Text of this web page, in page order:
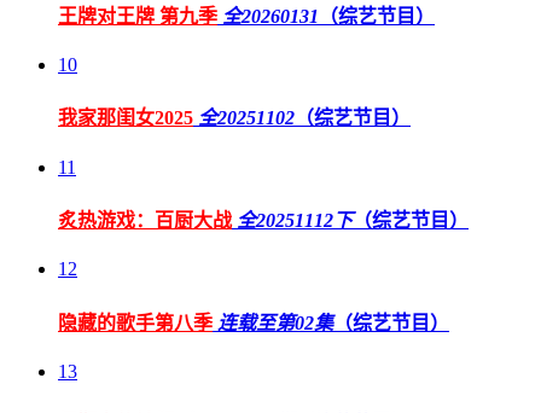
王牌对王牌 第九季全20260131 （综艺节目）
10
我家那闺女2025 全20251102 （综艺节目）
11
炙热游戏：百厨大战全20251112下（综艺节目）
12
隐藏的歌手第八季连载至第02集（综艺节目）
13